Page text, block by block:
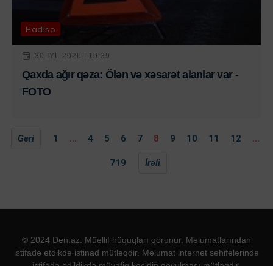
Hadisə
30 IYL 2026 | 19:39
Qaxda ağır qəza: Ölən və xəsarət alanlar var -
FOTO
Geri 1 ... 4 5 6 7 8 9 10 11 12 ...
719 İrəli
© 2024 Den.az. Müəllif hüquqları qorunur. Məlumatlarından
istifadə etdikdə istinad mütləqdir. Məlumat internet səhifələrində